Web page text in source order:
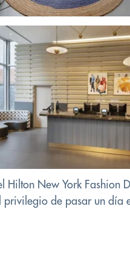
New York Fashion
de pasar un día